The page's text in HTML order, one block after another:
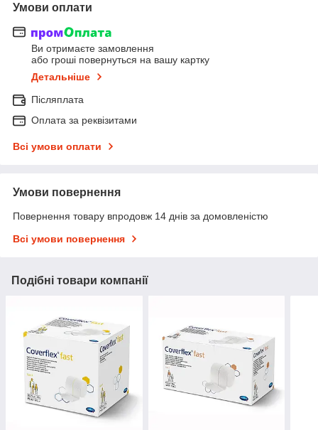
Умови оплати
Ви отримаєте замовлення
або гроші повернуться на вашу картку
Детальніше
Післяплата
Оплата за реквізитами
Всі умови оплати
Умови повернення
Повернення товару впродовж 14 днів за домовленістю
Всі умови повернення
Подібні товари компанії